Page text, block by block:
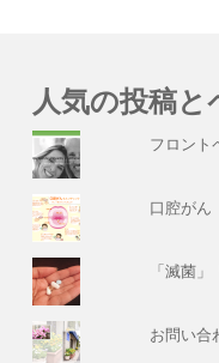
人気の投稿と
フロント
口腔がん
「滅菌
お問い合